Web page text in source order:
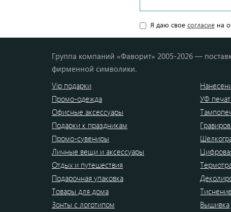
Я даю свое согласиена
Группа компаний «Фаворит» 2005-2026 —
фирменной символики.
Vip подарки
Промо-одежда
Офисные аксессуары
Подарки к праздникам
Промо-сувениры
Личные вещи и аксессуары
Отдых и путешествия
Подарочная упаковка
Товары для дома
Зонты с логотипом
УФ
Тиснение
Вышивка